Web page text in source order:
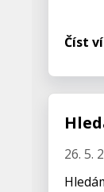
Číst
26. 5.